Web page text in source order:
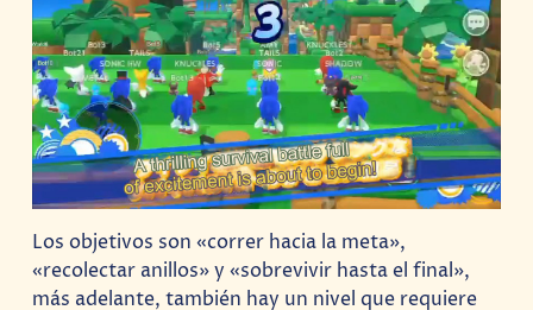
Los objetivos son «correr hacia la meta»,
«recolectar anillos» y «sobrevivir hasta el final»,
más adelante, también hay un nivel que requiere